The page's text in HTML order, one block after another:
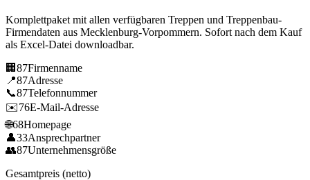
Komplettpaket mit allen verfügbaren Treppen und Treppenbau-
Firmendaten aus Mecklenburg-Vorpommern. Sofort nach dem Kauf
als Excel-Datei downloadbar.
🏢 87Firmenname
📍87Adresse
📞87Telefonnummer
✉️76E-Mail-Adresse
🌐68Homepage
👤33Ansprechpartner
👥87Unternehmensgröße
Gesamtpreis (netto)